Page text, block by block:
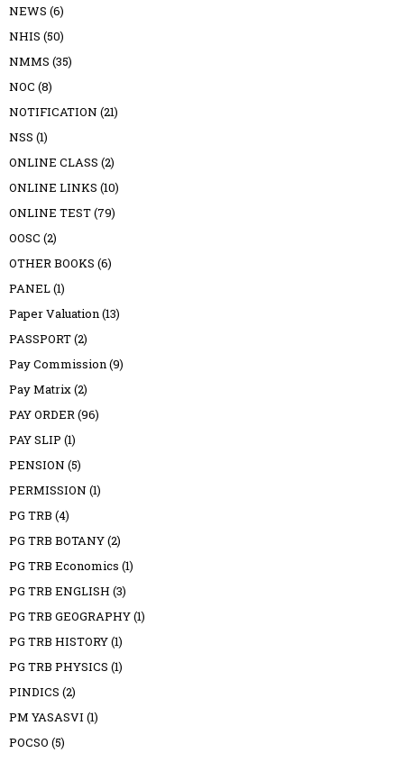
NEWS (6)
NHIS (50)
NMMS (35)
NOC (8)
NOTIFICATION (21)
NSS (1)
ONLINE CLASS (2)
ONLINE LINKS (10)
ONLINE TEST(79)
OOSC (2)
OTHER BOOKS (6)
PANEL(1)
Paper Valuation(13)
PASSPORT(2)
Pay Commission(9)
Pay Matrix(2)
PAY ORDER(96)
PAY SLIP (1)
PENSION (5)
PERMISSION (1)
PG TRB (4)
PG TRB BOTANY(2)
PG TRB Economics (1)
PG TRB ENGLISH (3)
PG TRB GEOGRAPHY(1)
PG TRB HISTORY(1)
PG TRB PHYSICS (1)
PINDICS (2)
PM YASASVI (1)
POCSO (5)